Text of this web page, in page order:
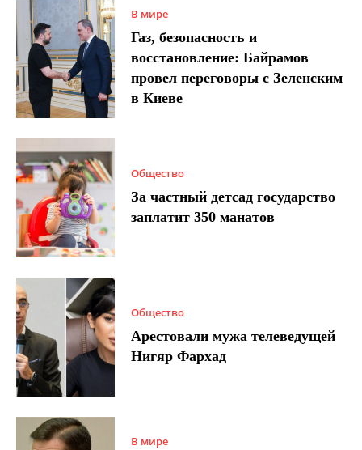
В мире
Газ, безопасность и
восстановление: Байрамов
провел переговоры с Зеленским
в Киеве
Общество
За частный детсад государство
заплатит 350 манатов
Общество
Арестовали мужа телеведущей
Нигяр Фархад
В мире